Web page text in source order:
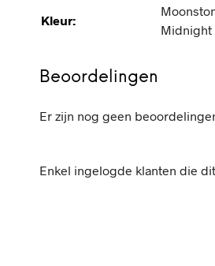
Kleur:
Midnight
Beoordelingen
Er zijn nog geen
Enkel ingelogde klanten die